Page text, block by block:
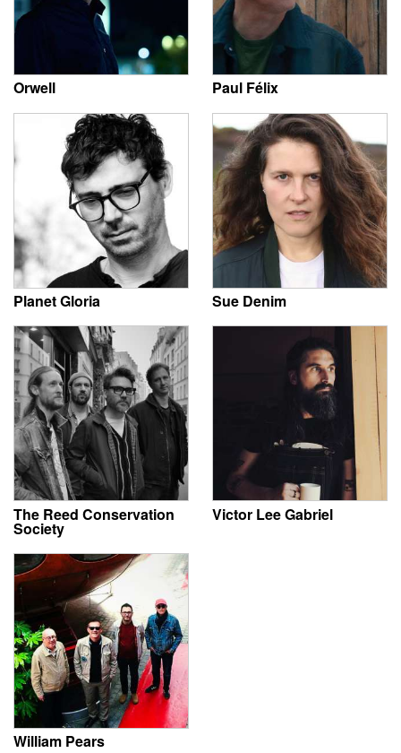
Orwell Paul Félix
Planet Gloria Sue Denim
The Reed Conservation
Society
Victor Lee Gabriel
William Pears